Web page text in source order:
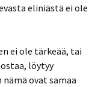
eliniästä ei ole
ei ole tärkeää, tai
löytyy
ovat samaa